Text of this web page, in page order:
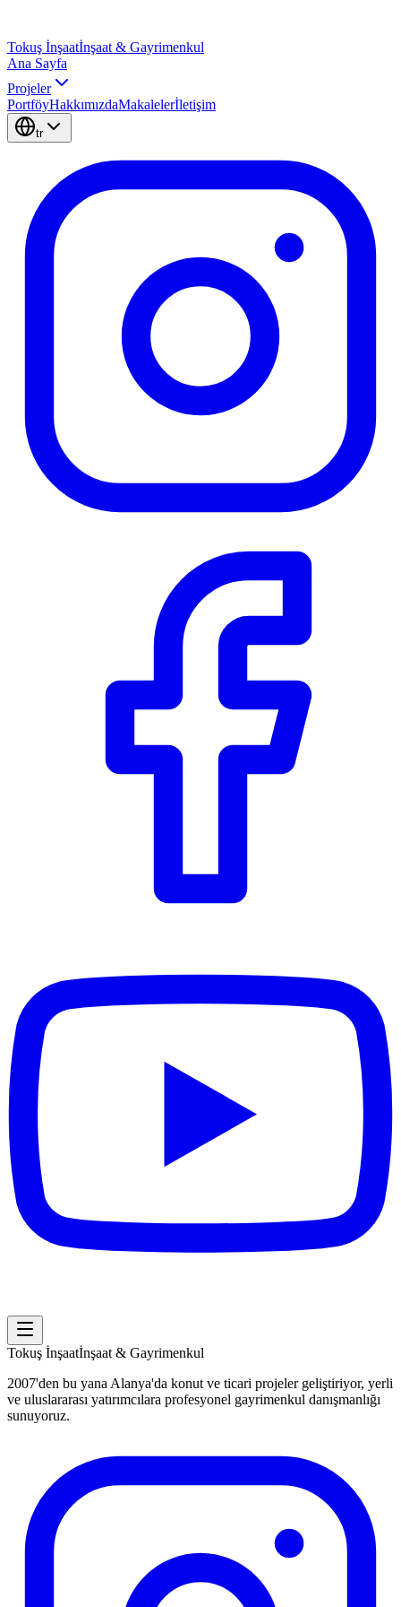
Tokuş İnşaatİnşaat & Gayrimenkul
Ana Sayfa
Projeler
PortföyHakkımızdaMakalelerİletişim
tr
Tokuş İnşaatİnşaat & Gayrimenkul
2007'den bu yana Alanya'da konut ve ticari projeler geliştiriyor, yerli
ve uluslararası yatırımcılara profesyonel gayrimenkul danışmanlığı
sunuyoruz.